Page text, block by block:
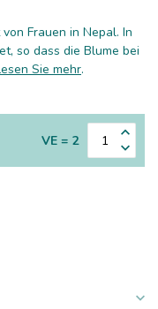
Frauen in Nepal. In
so dass die Blume bei
Sie mehr.
VE = 2